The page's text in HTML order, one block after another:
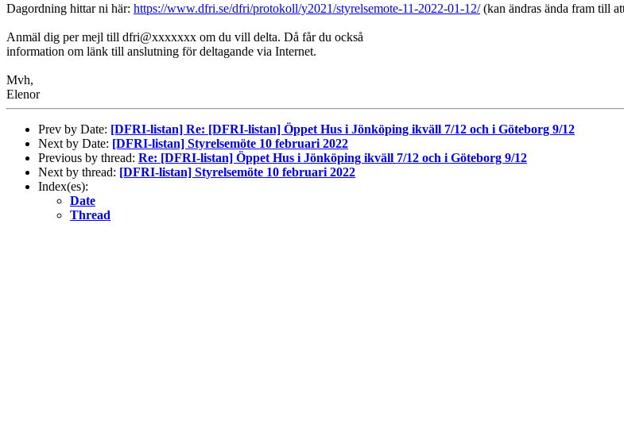
Dagordning hittar ni här: https://www.dfri.se/dfri/protokoll/y2021/styrelsemote-11-2022-01-12/(kan ändras ända fram till
Anmäl dig per mejl till dfri@xxxxxxx om du vill delta. Då får du också
information om länk till anslutning för deltagande via Internet.
Mvh,
Elenor
Prev by Date: [DFRI-listan] Re: [DFRI-listan] Öppet Hus i Jönköping ikväll 7/12 och i Göteborg 9/12
Next by Date: [DFRI-listan] Styrelsemöte 10 februari 2022
Previous by thread: Re: [DFRI-listan] Öppet Hus i Jönköping ikväll 7/12 och i Göteborg 9/12
Next by thread: [DFRI-listan] Styrelsemöte 10 februari 2022
Index(es):
Date
Thread